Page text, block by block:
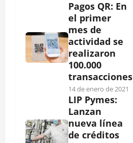
Pagos QR: En
el primer
mes de
actividad se
realizaron
100.000
transacciones
14 de enero de 2021
LIP Pymes:
Lanzan
nueva línea
de créditos